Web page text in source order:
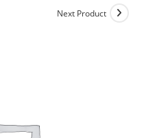
Next Product